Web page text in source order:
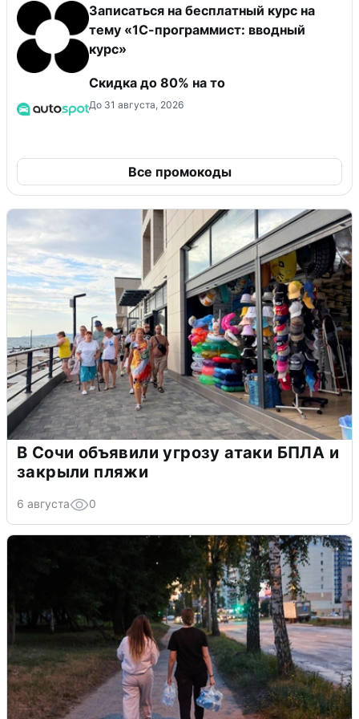
Записаться на бесплатный курс на
тему «1С-программист: вводный
курс»
Скидка до 80% на то
До 31 августа, 2026
Все промокоды
В Сочи объявили угрозу атаки БПЛА и
закрыли пляжи
6 августа 0